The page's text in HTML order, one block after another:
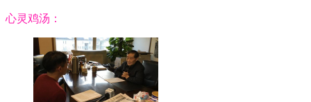
心灵鸡汤：